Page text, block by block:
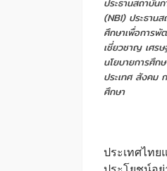
(NBI) ประธาน
ศึกษาเพื่อการ
เชี่ยวชาญ เศร
นโยบายการศึก
ประเทศ สังคม
ศึกษา
ประเทศไท